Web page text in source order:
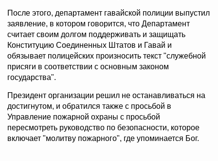
После этого, департамент гавайской полиции выпустил
заявление, в котором говорится, что Департамент
считает своим долгом поддерживать и защищать
Конституцию Соединенных Штатов и Гавай и
обязывает полицейских произносить текст "служебной
присяги в соответствии с основным законом
государства".
Президент организации решил не останавливаться на
достигнутом, и обратился также с просьбой в
Управление пожарной охраны с просьбой
пересмотреть руководство по безопасности, которое
включает "молитву пожарного", где упоминается Бог.